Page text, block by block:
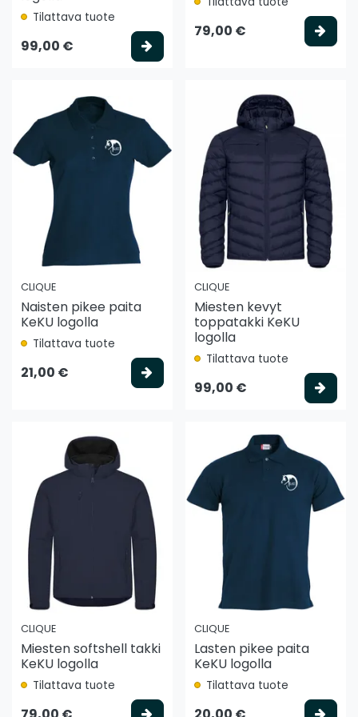
Tilattava tuote
99,00 €
79,00 €
CLIQUE
Naisten pikee paita
KeKU logolla
Tilattava tuote
21,00 €
CLIQUE
Miesten kevyt
toppatakki KeKU
logolla
Tilattava tuote
99,00 €
CLIQUE
Miesten softshell takki
KeKU logolla
Tilattava tuote
CLIQUE
Lasten pikee paita
KeKU logolla
Tilattava tuote